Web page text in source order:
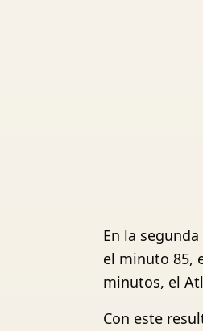
En la
el minuto 85,
minutos, el
Con este